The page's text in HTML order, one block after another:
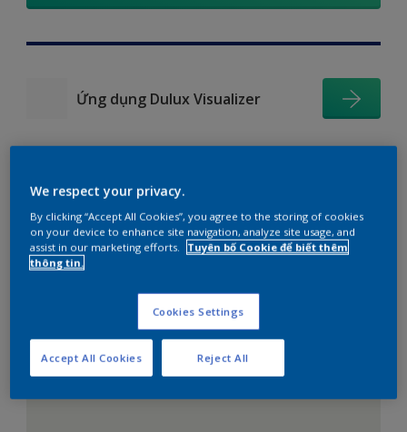
Ứng dụng Dulux Visualizer
Gợi ý phối màu
We respect your privacy.
By clicking “Accept All Cookies”, you agree to the storing of cookies
on your device to enhance site navigation, analyze site usage, and
assist in our marketing efforts.
Tuyên bố Cookie để biết thêm
thông tin.
Cookies Settings
Reject All
Accept All Cookies